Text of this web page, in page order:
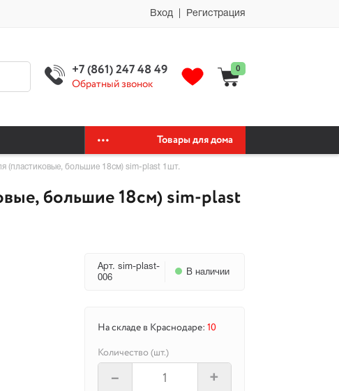
автохимия официальный сайт автохимии автохимия официальный
Вход | Регистрация
+7 (861) 247 48 49
Обратный звонок
0
Товары для дома
(пластиковые, большие 18см) sim-plast 1шт.
большие 18см) sim-plast
Арт. sim-plast-
006
В наличии
На складе в Краснодаре: 10
Количество (шт.)
– +